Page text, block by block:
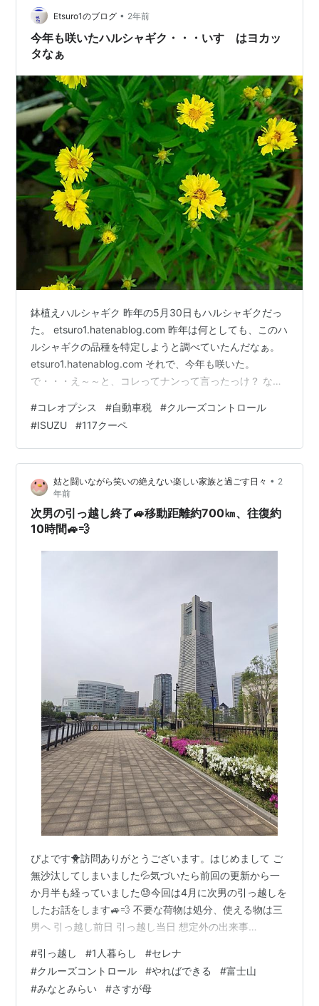
目視またはノールックで押せるほうがいいかなと思いま
した…
Etsuro1のブログ • 2年前
今年も咲いたハルシャギク・・・いすゞはヨカッ
タなぁ
鉢植えハルシャギク 昨年の5月30日もハルシャギクだっ
た。 etsuro1.hatenablog.com 昨年は何としても、このハ
ルシャギクの品種を特定しようと調べていたんだなぁ。
etsuro1.hatenablog.com それで、今年も咲いた。
で・・・え～～と、コレってナンって言ったっけ？ なん
に聞いてみると 「ハルシャギクだよ！」 という。ああ、
そうだった。だけど「コレオプシス（アーリーサンライ
ズ）」とは言ってくれない。それでふと以前、ブログで
調べたコトを書いたよなぁ・・・と思い、「記事の管
理」画面から「絞り込み検索」をしてみる。そう…
#コレオプシス #自動車税 #クルーズコントロール
#ISUZU #117クーペ
姑と闘いながら笑いの絶えない楽しい家族と過ごす日々 • 2
年前
次男の引っ越し終了🚙移動距離約700㎞、往復約
10時間🚙💨
ぴよです🐥訪問ありがとうございます。はじめまして ご
無沙汰してしまいました💦気づいたら前回の更新から一
か月半も経っていました😓今回は4月に次男の引っ越しを
したお話をします🚙💨 不要な荷物は処分、使える物は三
男へ 引っ越し前日 引っ越し当日 想定外の出来事
っ越しにかかった費用 27,494円 不要な荷物は処分、使え
る物は三男へ 次男は転職を決め、前職を退職後は車中泊
で気ままな一人旅に出かけてしました
#引っ越し #1人暮らし #セレナ
#クルーズコントロール #やればできる #富士山
#みなとみらい #さすが母